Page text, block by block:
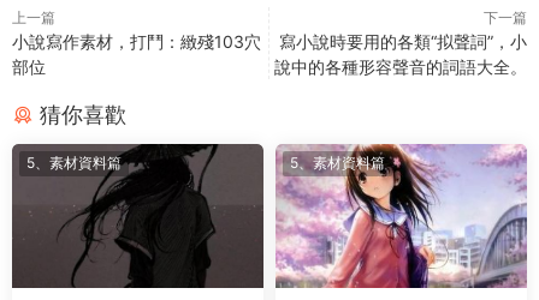
上一篇
小說寫作素材，打鬥：緻殘103穴
部位
下一篇
寫小說時要用的各類“拟聲詞”，小
說中的各種形容聲音的詞語大全。
猜你喜歡
5、素材資料篇 5、素材資料篇